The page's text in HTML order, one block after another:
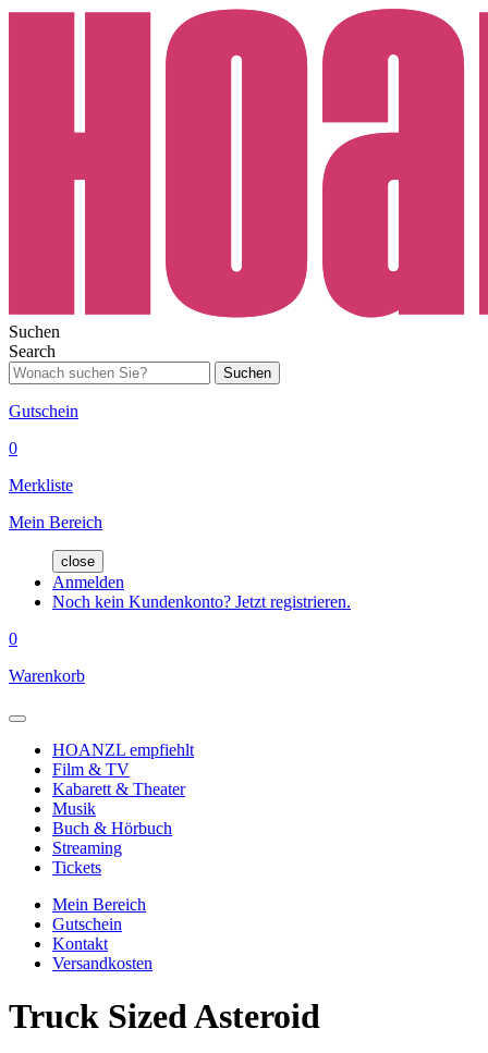
Suchen
Search
Suchen
Gutschein
0
Merkliste
Mein Bereich
close
Anmelden
Noch kein Kundenkonto? Jetzt registrieren.
0
Warenkorb
HOANZL empfiehlt
Film & TV
Kabarett & Theater
Musik
Buch & Hörbuch
Streaming
Tickets
Mein Bereich
Gutschein
Kontakt
Versandkosten
Truck Sized Asteroid